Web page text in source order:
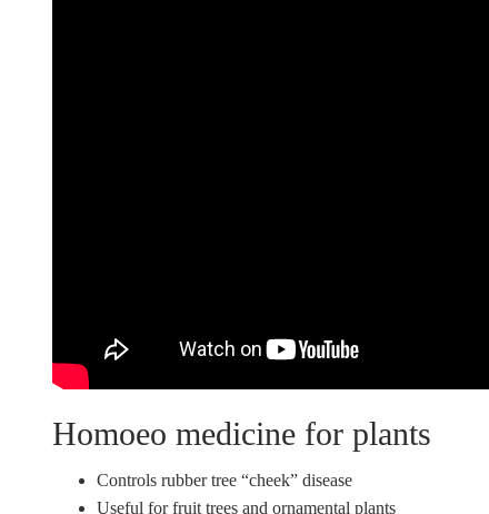
Homoeo medicine for plants
Controls rubber tree “cheek” disease
Useful for fruit trees and ornamental plants